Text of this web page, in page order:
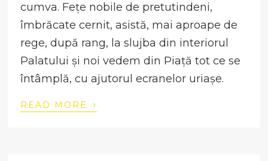
cumva. Fețe nobile de pretutindeni,
îmbrăcate cernit, asistă, mai aproape de
rege, după rang, la slujba din interiorul
Palatului și noi vedem din Piață tot ce se
întâmplă, cu ajutorul ecranelor uriașe.
READ MORE ›